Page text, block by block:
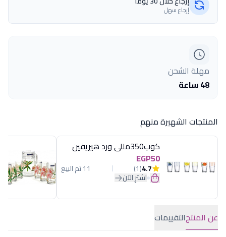
إرجاع سهل
مهلة الشحن
48 ساعة
المنتجات الشهيرة منهم
كوب350مللى ورد هيريفين
EGP50
4.7
(1) 11 تم البيع
اشترِ الآن
عن المنتجالتقييمات